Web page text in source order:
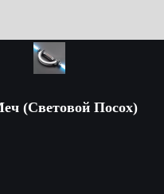
(Световой Посох)